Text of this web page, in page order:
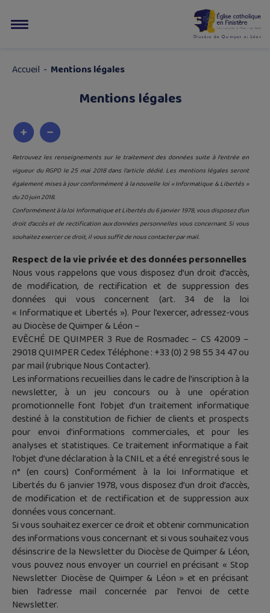
Accueil - Mentions légales
Mentions légales
Retrouvez les renseignements sur le traitement des données suite à l’entrée en
vigueur du RGPD le 25 mai 2018 dans l’article dédié. Les mentions légales seront
également mises à jour conformément à la nouvelle loi « Informatique & Libertés »
du 20 juin 2018.
Conformément à la loi Informatique et Libertés du 6 janvier 1978, vous disposez d’un
droit d’accès et de rectification aux données personnelles vous concernant. Si vous
souhaitez exercer ce droit, il vous suffit de nous contacter par mail.
Respect de la vie privée et des données personnelles
Nous vous rappelons que vous disposez d’un droit d’accès,
de modification, de rectification et de suppression des
données qui vous concernent (art. 34 de la loi
« Informatique et Libertés »). Pour l’exercer, adressez-vous
au Diocèse de Quimper & Léon –
EVÊCHÉ DE QUIMPER 3 Rue de Rosmadec – CS 42009 –
29018 QUIMPER Cedex Téléphone : +33 (0) 2 98 55 34 47 ou
par mail (rubrique Nous Contacter).
Les informations recueillies dans le cadre de l’inscription à la
newsletter, à un jeu concours ou à une opération
promotionnelle font l’objet d’un traitement informatique
destiné à la constitution de fichier de clients et prospects
pour envoi d’informations commerciales, et pour les
analyses et statistiques. Ce traitement informatique a fait
l’objet d’une déclaration à la CNIL et a été enregistré sous le
n° (en cours) Conformément à la loi Informatique et
Libertés du 6 janvier 1978, vous disposez d’un droit d’accès,
de modification et de rectification et de suppression aux
données vous concernant.
Si vous souhaitez exercer ce droit et obtenir communication
des informations vous concernant et si vous souhaitez vous
désinscrire de la Newsletter du Diocèse de Quimper & Léon,
vous pouvez nous envoyer un courriel en précisant « Stop
Newsletter Diocèse de Quimper & Léon » et en précisant
bien l’adresse mail concernée par l’envoi de cette
Newsletter.